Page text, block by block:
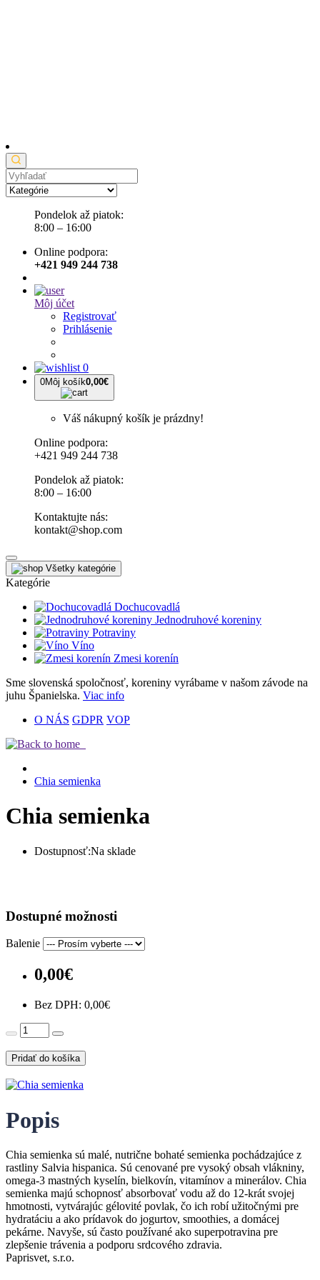
Pondelok až piatok:
8:00 – 16:00
Online podpora:
+421 949 244 738
Môj účet
Registrovať
Prihlásenie
0
0Môj košík0,00€
Váš nákupný košík je prázdny!
Online podpora:
+421 949 244 738
Pondelok až piatok:
8:00 – 16:00
Kontaktujte nás:
kontakt@shop.com
Všetky kategórie
Kategórie
Dochucovadlá
Jednodruhové koreniny
Potraviny
Víno
Zmesi korenín
Sme slovenská spoločnosť, koreniny vyrábame v našom závode na
juhu Španielska. Viac info
O NÁS GDPR VOP
Chia semienka
Chia semienka
Dostupnosť:Na sklade
Dostupné možnosti
Balenie
0,00€
Bez DPH: 0,00€
Pridať do košíka
Popis
Chia semienka sú malé, nutrične bohaté semienka pochádzajúce z
rastliny Salvia hispanica. Sú cenované pre vysoký obsah vlákniny,
omega-3 mastných kyselín, bielkovín, vitamínov a minerálov. Chia
semienka majú schopnosť absorbovať vodu až do 12-krát svojej
hmotnosti, vytvárajúc gélovité povlak, čo ich robí užitočnými pre
hydratáciu a ako prídavok do jogurtov, smoothies, a domácej
pekárne. Navyše, sú často používané ako superpotravina pre
zlepšenie trávenia a podporu srdcového zdravia.
Paprisvet, s.r.o.